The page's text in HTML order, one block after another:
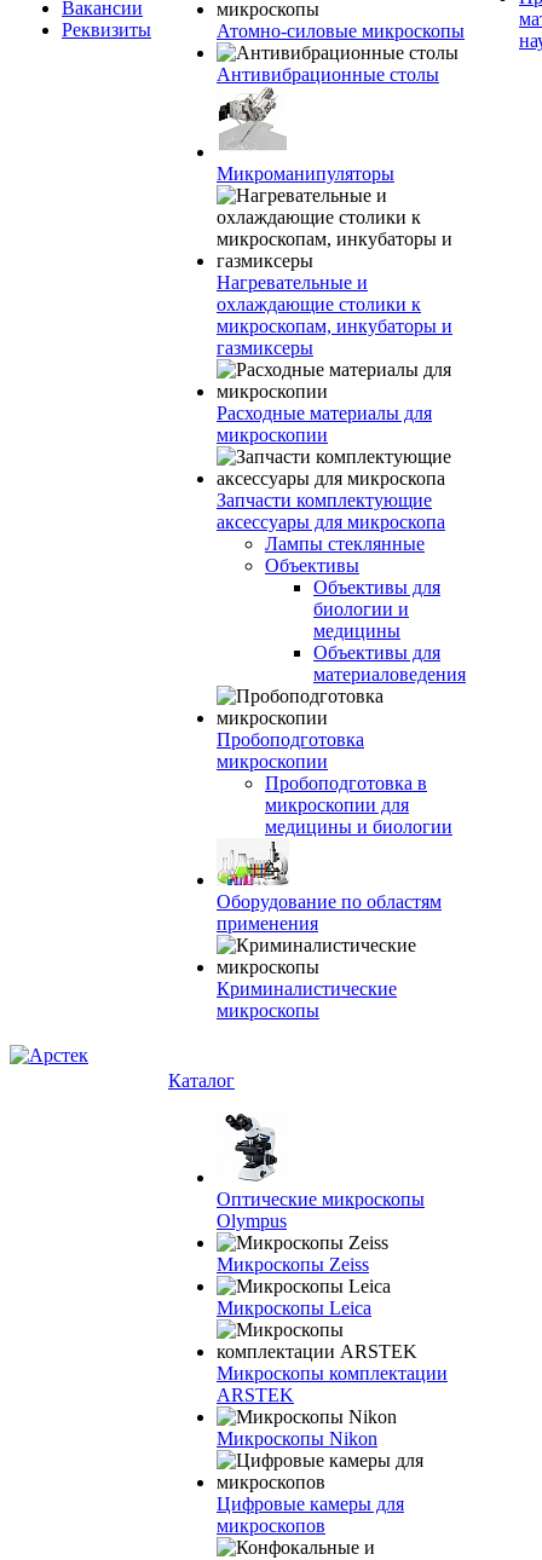
Вакансии
Реквизиты
Атомно-силовые микроскопы
Антивибрационные столы
Микроманипуляторы
Нагревательные и
охлаждающие столики к
микроскопам, инкубаторы и
газмиксеры
Расходные материалы для
микроскопии
Запчасти комплектующие
аксессуары для микроскопа
Лампы стеклянные
Объективы
Объективы для
биологии и
медицины
Объективы для
материаловедения
Пробоподготовка
микроскопии
Пробоподготовка в
микроскопии для
медицины и биологии
Оборудование по областям
применения
Криминалистические
микроскопы
Каталог
Оптические микроскопы
Olympus
Микроскопы Zeiss
Микроскопы Leica
Микроскопы комплектации
ARSTEK
Микроскопы Nikon
Цифровые камеры для
микроскопов